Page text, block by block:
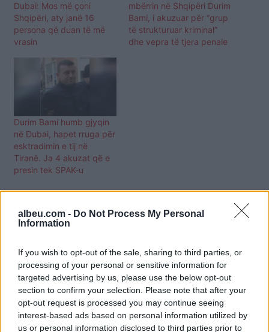
albeu.com - Do Not Process My Personal
Information
If you wish to opt-out of the sale, sharing to third parties, or
processing of your personal or sensitive information for
targeted advertising by us, please use the below opt-out
section to confirm your selection. Please note that after your
opt-out request is processed you may continue seeing
interest-based ads based on personal information utilized by
us or personal information disclosed to third parties prior to
Dubai: Mos më çoni
Shqipëri, aty janë 16
persona që duan të më
vrasin
mbërrin në Shqipëri Durim
Bami, i akuzuar për “grup
të strukturuar kriminal”
dhe vepra të tjera penale
Durim Bami humb gjyqin
në Dubai, hapet rruga për
esktradimin e tij në
Tiranë. Ja 4 akuzat që e
presin tek SPAK-u